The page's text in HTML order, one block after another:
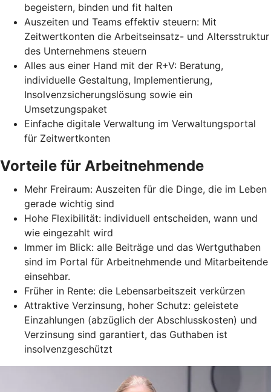
begeistern, binden und fit halten
Auszeiten und Teams effektiv steuern: Mit
Zeitwertkonten die Arbeitseinsatz- und Altersstruktur
des Unternehmens steuern
Alles aus einer Hand mit der R+V: Beratung,
individuelle Gestaltung, Implementierung,
Insolvenzsicherungslösung sowie ein
Umsetzungspaket
Einfache digitale Verwaltung im Verwaltungsportal
für Zeitwertkonten
Vorteile für Arbeitnehmende
Mehr Freiraum: Auszeiten für die Dinge, die im Leben
gerade wichtig sind
Hohe Flexibilität: individuell entscheiden, wann und
wie eingezahlt wird
Immer im Blick: alle Beiträge und das Wertguthaben
sind im Portal für Arbeitnehmende und Mitarbeitende
einsehbar.
Früher in Rente: die Lebensarbeitszeit verkürzen
Attraktive Verzinsung, hoher Schutz: geleistete
Einzahlungen (abzüglich der Abschlusskosten) und
Verzinsung sind garantiert, das Guthaben ist
insolvenzgeschützt